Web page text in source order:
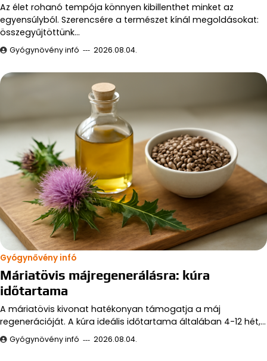
Az élet rohanó tempója könnyen kibillenthet minket az
egyensúlyból. Szerencsére a természet kínál megoldásokat:
összegyűjtöttünk…
Gyógynövény infó 2026.08.04.
Gyógynővény infó
Máriatövis májregenerálásra: kúra
időtartama
A máriatövis kivonat hatékonyan támogatja a máj
regenerációját. A kúra ideális időtartama általában 4-12 hét,…
Gyógynövény infó 2026.08.04.